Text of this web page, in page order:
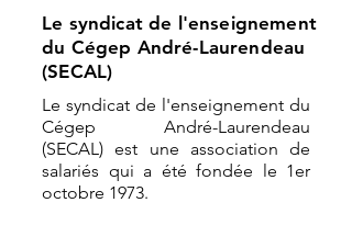
Le syndicat de l'enseignement
du Cégep André-Laurendeau
(SECAL)
Le syndicat de l'enseignement du
Cégep André-Laurendeau
(SECAL) est une association de
salariés qui a été fondée le 1er
octobre 1973.